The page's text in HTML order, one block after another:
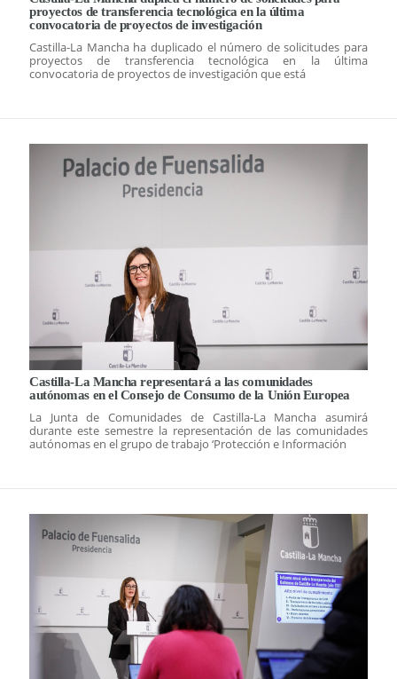
proyectos de transferencia tecnológica en la última
convocatoria de proyectos de investigación
Castilla-La Mancha ha duplicado el número de solicitudes para
proyectos de transferencia tecnológica en la última
convocatoria de proyectos de investigación que está
Castilla-La Mancha representará a las comunidades
autónomas en el Consejo de Consumo de la Unión Europea
La Junta de Comunidades de Castilla-La Mancha asumirá
durante este semestre la representación de las comunidades
autónomas en el grupo de trabajo ‘Protección e Información